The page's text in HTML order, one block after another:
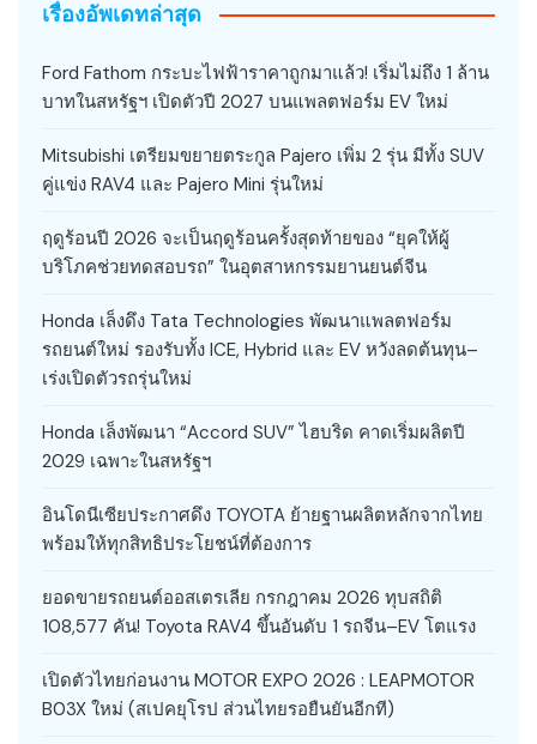
เรื่องอัพเดทล่าสุด
Ford Fathom กระบะไฟฟ้าราคาถูกมาแล้ว! เริ่มไม่ถึง 1 ล้าน
บาทในสหรัฐฯ เปิดตัวปี 2027 บนแพลตฟอร์ม EV ใหม่
Mitsubishi เตรียมขยายตระกูล Pajero เพิ่ม 2 รุ่น มีทั้ง SUV
คู่แข่ง RAV4 และ Pajero Mini รุ่นใหม่
ฤดูร้อนปี 2026 จะเป็นฤดูร้อนครั้งสุดท้ายของ “ยุคให้ผู้
บริโภคช่วยทดสอบรถ” ในอุตสาหกรรมยานยนต์จีน
Honda เล็งดึง Tata Technologies พัฒนาแพลตฟอร์ม
รถยนต์ใหม่ รองรับทั้ง ICE, Hybrid และ EV หวังลดต้นทุน–
เร่งเปิดตัวรถรุ่นใหม่
Honda เล็งพัฒนา “Accord SUV” ไฮบริด คาดเริ่มผลิตปี
2029 เฉพาะในสหรัฐฯ
อินโดนีเซียประกาศดึง TOYOTA ย้ายฐานผลิตหลักจากไทย
พร้อมให้ทุกสิทธิประโยชน์ที่ต้องการ
ยอดขายรถยนต์ออสเตรเลีย กรกฎาคม 2026 ทุบสถิติ
108,577 คัน! Toyota RAV4 ขึ้นอันดับ 1 รถจีน–EV โตแรง
เปิดตัวไทยก่อนงาน MOTOR EXPO 2026 : LEAPMOTOR
B03X ใหม่ (สเปคยุโรป ส่วนไทยรอยืนยันอีกที)